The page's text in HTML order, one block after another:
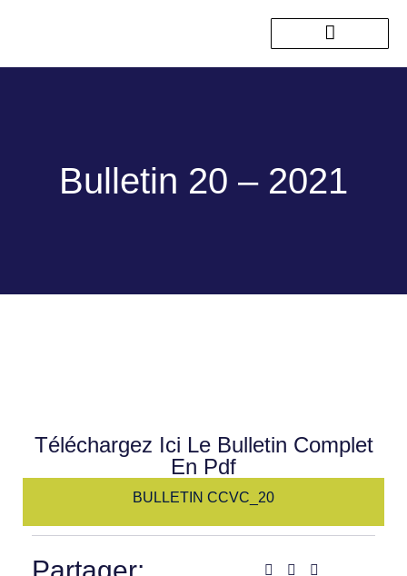
Bulletin 20 – 2021
Téléchargez Ici Le Bulletin Complet
En Pdf
BULLETIN CCVC_20
Partager: